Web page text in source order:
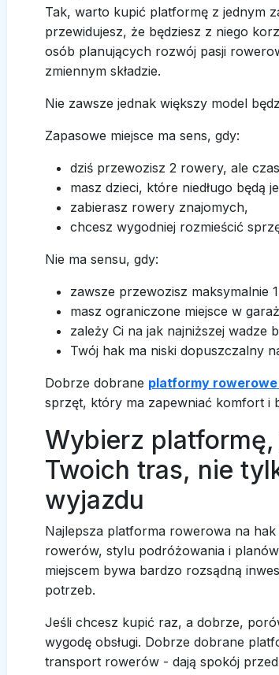
Tak, warto kupić platformę z jednym
przewidujesz, że będziesz z niego
osób planujących rozwój pasji
zmiennym składzie.
Nie zawsze jednak większy model
Zapasowe miejsce ma sens, gdy:
dziś przewozisz 2 rowery, ale
masz dzieci, które niedługo będą
zabierasz rowery znajomych,
chcesz wygodniej rozmieścić
Nie ma sensu, gdy:
zawsze przewozisz maksymalnie
masz ograniczone miejsce w
zależy Ci na jak najniższej wadze
Twój hak ma niski dopuszczalny
Dobrze dobrane platformy rowerowe
sprzęt, który ma zapewniać komfort i
Wybierz
Twoich tras, nie
wyjazdu
Najlepsza platforma rowerowa na
rowerów, stylu podróżowania i
miejscem bywa bardzo rozsądną
potrzeb.
Jeśli chcesz kupić raz, a dobrze,
wygodę obsługi. Dobrze dobrane
transport rowerów - dają spokój